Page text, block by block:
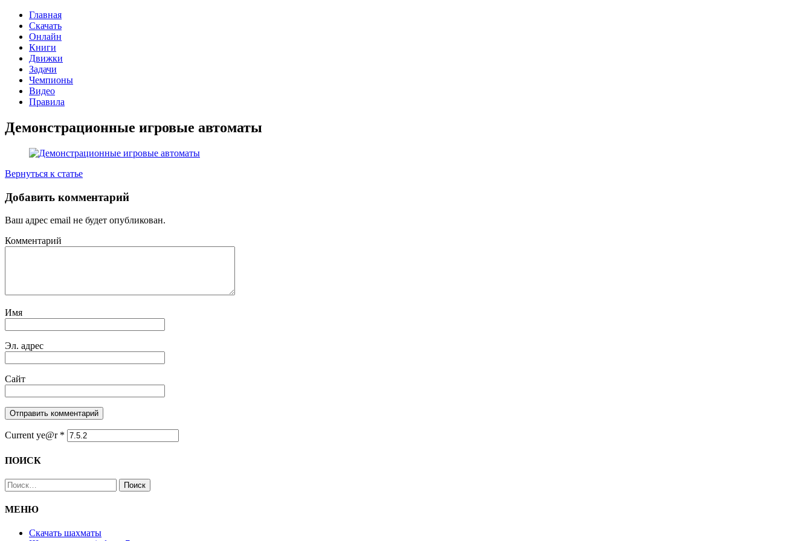
Главная
Скачать
Онлайн
Книги
Движки
Задачи
Чемпионы
Видео
Правила
Демонстрационные игровые автоматы
Вернуться к статье
Добавить комментарий
Ваш адрес email не будет опубликован.
Комментарий
Имя
Эл. адрес
Сайт
Current ye@r *
ПОИСК
Найти:
МЕНЮ
Скачать шахматы